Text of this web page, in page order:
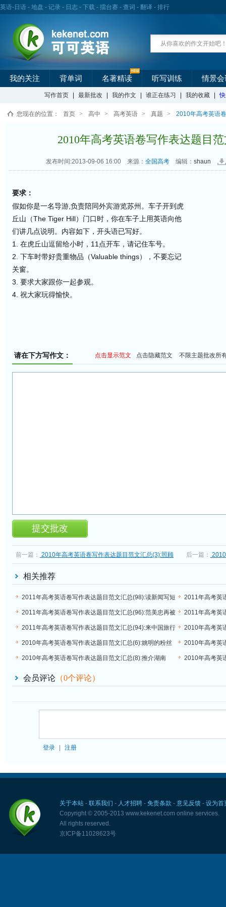
英语- 日语 - 地盘 - 记录 - 日志 - 下载 - 擂台赛 - 查词 - 翻译 - 排行
我的关注 背单词 名著精读 听写训练 情景会
写作首页 最新批改 我的作文 谁正在练习 我的收藏
您现在的位置： 首页 > 高中 > 高考英语 > 真题 > 2010年高考英语
2010年高考英语卷写作表达题目
发布时间:2013-09-06 16:00 来源： 全国高考 编辑： shaun
要求：
假如你是一名导游,负责陪同外宾游览苏州。车子开到虎
丘山（The Tiger Hill）门口时，你在车子上用英语向他
们讲几点说明。内容如下，开头语已写好。
1. 在虎丘山逗留给小时，11点开车，请记住车号。
2. 下车时带好贵重物品（Valuable things），不要忘记
关窗。
3. 要求大家跟你一起参观。
4. 祝大家玩得愉快。
请在下方写作文： 点击显示范文 点击隐藏范文 不限主题批改所
前一篇： 2010年高考英语卷写作表达题目范文汇总(3):照顾
后一篇：
相关推荐
2011年高考英语卷写作表达题目范文汇总(98):读新闻写短
文
2011年高考英
者
2011年高考英语卷写作表达题目范文汇总(96):范美忠再被
聘为教师
2011年高考英
2011年高考英语卷写作表达题目范文汇总(94):来中国旅行 2010年高考英
2010年高考英语卷写作表达题目范文汇总(6):姚明的粉丝 2010年高考英
2010年高考英语卷写作表达题目范文汇总(8):推介湖南 2010年高考英
会员评论 （0个评论）
登录 注册
关于本站- 联系我们 - 人才招聘- 免责条款 - 意见反馈- 设为首
Copyright © 2005-2013 www.kekenet.com online services.
All rights reserved.
京ICP备11028623号